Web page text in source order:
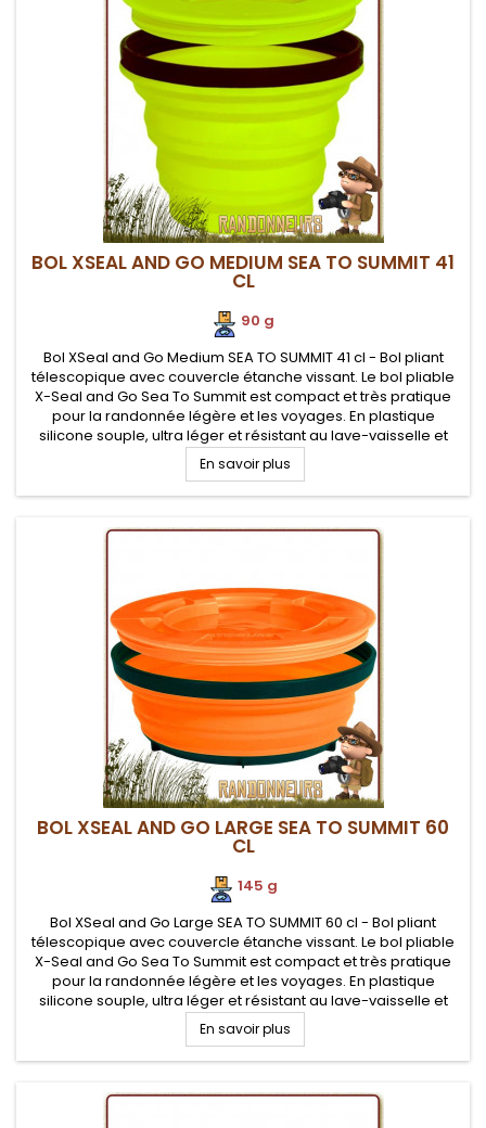
BOL XSEAL AND GO MEDIUM SEA TO SUMMIT 41
CL
90 g
Bol XSeal and Go Medium SEA TO SUMMIT 41 cl - Bol pliant
télescopique avec couvercle étanche vissant. Le bol pliable
X-Seal and Go Sea To Summit est compact et très pratique
pour la randonnée légère et les voyages. En plastique
silicone souple, ultra léger et résistant au lave-vaisselle et
mirco-ondes Parois souples et repliables en silicone
flexible...
En savoir plus
BOL XSEAL AND GO LARGE SEA TO SUMMIT 60
CL
145 g
Bol XSeal and Go Large SEA TO SUMMIT 60 cl - Bol pliant
télescopique avec couvercle étanche vissant. Le bol pliable
X-Seal and Go Sea To Summit est compact et très pratique
pour la randonnée légère et les voyages. En plastique
silicone souple, ultra léger et résistant au lave-vaisselle et
mirco-ondes Parois souples et repliables en silicone
flexible...
En savoir plus